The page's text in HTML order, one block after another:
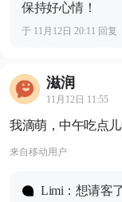
保持好心情！
于 11月12日 20:11 回复
滋润
11月12日 11:55
我滴萌，中午吃点
来自移动用户
Limi：想请客